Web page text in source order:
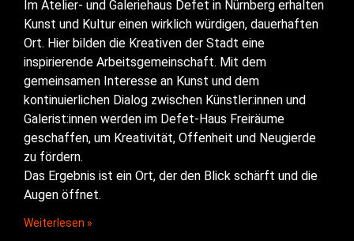
Im Atelier- und Galeriehaus Defet in Nürnberg erhalten
Kunst und Kultur einen wirklich würdigen, dauerhaften
Ort. Hier bilden die Kreativen der Stadt eine
inspirierende Arbeitsgemeinschaft. Mit dem
gemeinsamen Interesse an Kunst und dem
kontinuierlichen Dialog zwischen Künstler:innen und
Galerist:innen werden im Defet-Haus Freiräume
geschaffen, um Kreativität, Offenheit und Neugierde
zu fördern.
Das Ergebnis ist ein Ort, der den Blick schärft und die
Augen öffnet.
Weiterlesen »